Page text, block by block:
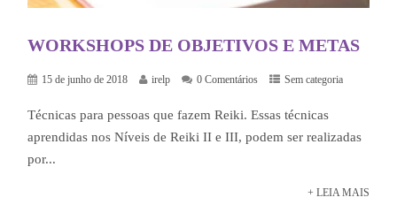
WORKSHOPS DE OBJETIVOS E METAS
15 de junho de 2018 irelp 0 Comentários Sem categoria
Técnicas para pessoas que fazem Reiki. Essas técnicas
aprendidas nos Níveis de Reiki II e III, podem ser realizadas
por...
+ LEIA MAIS